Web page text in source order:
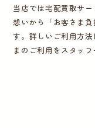
当店では宅配買取サ
想いから「お客さま
す。詳しいご利用方法
まのご利用をスタッ